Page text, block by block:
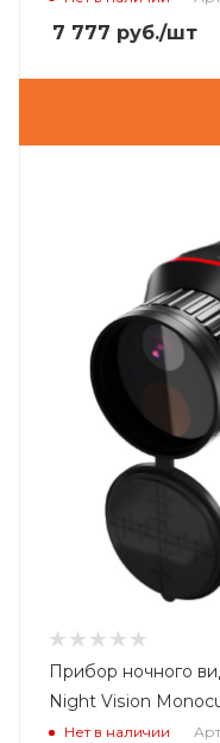
7 777 руб./шт
Прибор ночного
Night Vision
Нет в наличии